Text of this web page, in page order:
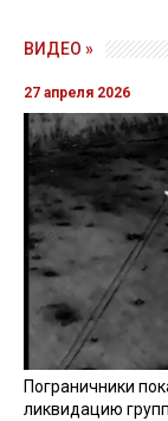
ВИДЕО »
27 апреля 2026
Пограничники
ликвидацию